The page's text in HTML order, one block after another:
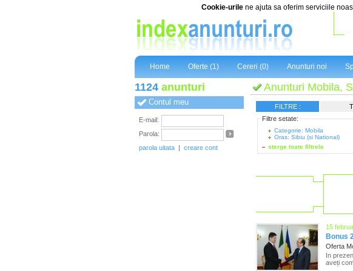
Cookie-urile ne ajuta sa oferim serviciile
Home Oferte (1) Cereri (0) Anunturi noi
1124 anunturi
Contul meu
E-mail:
Parola:
parola uitata | creare cont
Anunturi Mobila,
FILTRE :
Filtre setate:
Categorie: Mobila
Oras: Sibiu (si National)
sterge toate filtrele
15
Bonus
Oferta
In
aveți